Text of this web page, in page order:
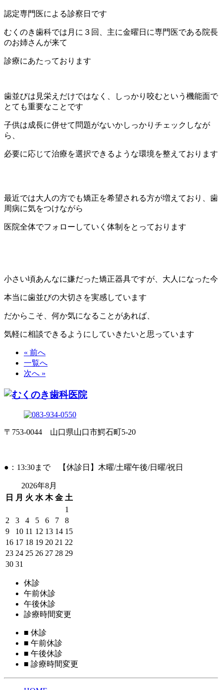
認定専門医による診察日です
むくのき歯科では月に３回、主に金曜日に専門医である院長
のお姉さんが来て
診療にあたっております
歯並びは見栄えだけではなく、しっかり咬むという機能面で
とても重要なことです
子供は成長に併せて問題がないかしっかりチェックしなが
ら、
必要に応じて治療を選択できるような環境を整えております
最近では大人の方でも矯正を希望される方が増えており、歯
周病に気をつけながら
医院全体でフォローしていく体制をとっております
小さい頃あんなに嫌だった矯正器具ですが、大人になった今
本当に歯並びの大切さを実感しています
だからこそ、何か気になることがあれば、
気軽に相談できるようにしていきたいと思っています
« 前へ
一覧へ
次へ »
〒753-0044 山口県山口市鰐石町5-20
●：13:30まで 【休診日】木曜/土曜午後/日曜/祝日
2026年8月
日
月 火 水 木 金 土
1
2
3 4 5 6 7
8
9
10 11 12 13 14 15
16 17 18 19 20 21 22
23 24 25 26 27 28 29
30 31
休診
午前休診
午後休診
診療時間変更
■ 休診
■ 午前休診
■ 午後休診
■ 診療時間変更